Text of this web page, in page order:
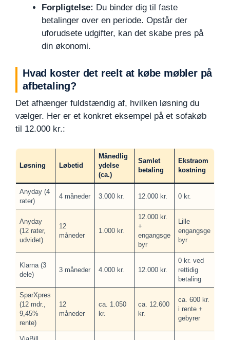
Forpligtelse: Du binder dig til faste
betalinger over en periode. Opstår der
uforudsete udgifter, kan det skabe pres på
din økonomi.
Hvad koster det reelt at købe møbler på
afbetaling?
Det afhænger fuldstændig af, hvilken løsning du
vælger. Her er et konkret eksempel på et sofakøb
til 12.000 kr.:
Løsning Løbetid
Månedlig
ydelse
(ca.)
Samlet
betaling
Ekstraom
kostning
Anyday (4
rater)
4 måneder 3.000 kr. 12.000 kr. 0 kr.
Anyday
(12 rater,
udvidet)
12
måneder
1.000 kr.
12.000 kr.
+
engangsge
byr
Lille
engangsge
byr
Klarna (3
dele)
3 måneder 4.000 kr. 12.000 kr.
0 kr. ved
rettidig
betaling
SparXpres
(12 mdr.,
9,45%
rente)
12
måneder
ca. 1.050
kr.
ca. 12.600
kr.
ca. 600 kr.
i rente +
gebyrer